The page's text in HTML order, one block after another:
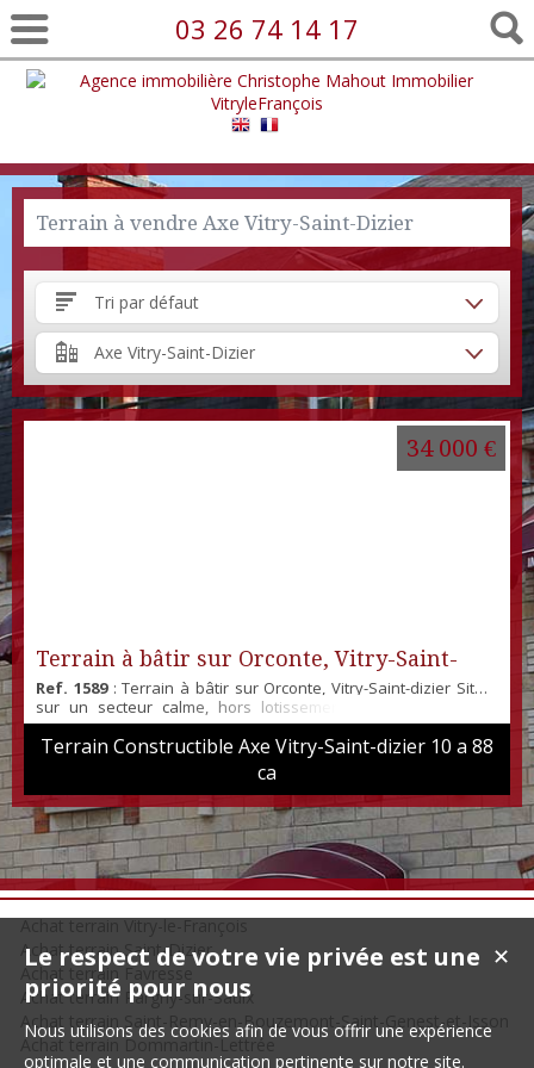
03 26 74 14 17
Terrain à vendre Axe Vitry-Saint-Dizier
Tri par défaut
Axe Vitry-Saint-Dizier
Terrain à bâtir sur Orconte, Vitry-Saint-
dizier
Ref. 1589: Terrain à bâtir sur Orconte, Vitry-Saint-dizier Situé
sur un secteur calme, hors lotissement. Très bon rapport
qualité/prix
Terrain Constructible Axe Vitry-Saint-dizier 10 a 88
ca
34 000 €
Achat terrain Vitry-le-François
Achat terrain Saint-Dizier
Achat terrain Favresse
Achat terrain Pargny-sur-Saulx
Achat terrain Saint-Remy-en-Bouzemont-Saint-Genest-et-Isson
Achat terrain Dommartin-Lettrée
✕
Le respect de votre vie privée est une
priorité pour nous
Nous utilisons des cookies afin de vous offrir une expérience
optimale et une communication pertinente sur notre site.